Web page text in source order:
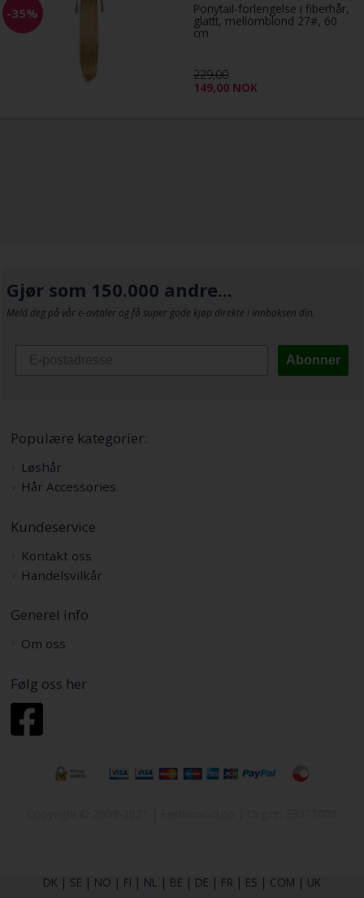
-35% Ponytail-forlengelse i fiberhår,
glattt, mellomblond 27#, 60
cm
229,00
149,00 NOK
Gjør som 150.000 andre...
Meld deg på vår e-avtaler og få super gode kjøp direkte i innboksen din.
Abonner
Populære kategorier:
Løshår
Hår Accessories
Kundeservice
Kontakt oss
Handelsvilkår
Generel info
Om oss
Følg oss her
DK | SE | NO | FI | NL | BE | DE | FR | ES | COM | UK